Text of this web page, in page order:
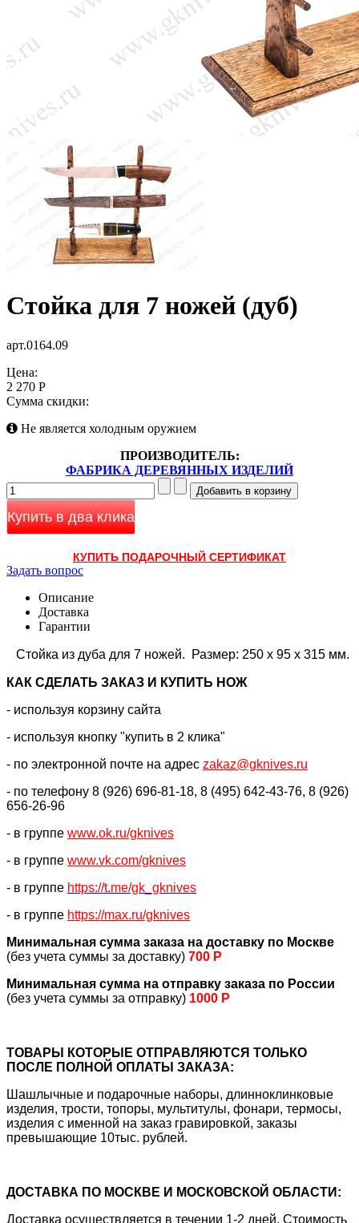
Стойка для 7 ножей (дуб)
арт.0164.09
Цена:
2 270 Р
Сумма скидки:
Не является холодным оружием
ПРОИЗВОДИТЕЛЬ:
ФАБРИКА ДЕРЕВЯННЫХ ИЗДЕЛИЙ
Купить в два клика
КУПИТЬ ПОДАРОЧНЫЙ СЕРТИФИКАТ
Задать вопрос
Описание
Доставка
Гарантии
Стойка из дуба для 7 ножей. Размер: 250 x 95 x 315 мм.
КАК CДЕЛАТЬ ЗАКАЗ И КУПИТЬ НОЖ
- используя корзину сайта
- используя кнопку "купить в 2 клика"
- по электронной почте на адрес zakaz@gknives.ru
- по телефону 8 (926) 696-81-18, 8 (495) 642-43-76, 8 (926)
656-26-96
- в группе www.ok.ru/gknives
- в группе www.vk.com/gknives
- в группе https://t.me/gk_gknives
- в группе https://max.ru/gknives
Минимальная сумма заказа на доставку по Москве
(без учета суммы за доставку) 700 Р
Минимальная сумма на отправку заказа по России
(без учета суммы за отправку) 1000 Р
ТОВАРЫ КОТОРЫЕ ОТПРАВЛЯЮТСЯ ТОЛЬКО
ПОСЛЕ ПОЛНОЙ ОПЛАТЫ ЗАКАЗА:
Шашлычные и подарочные наборы, длинноклинковые
изделия, трости, топоры, мультитулы, фонари, термосы,
изделия с именной на заказ гравировкой, заказы
превышающие 10тыс. рублей.
ДОСТАВКА ПО МОСКВЕ И МОСКОВСКОЙ ОБЛАСТИ:
Доставка осуществляется в течении 1-2 дней. Стоимость